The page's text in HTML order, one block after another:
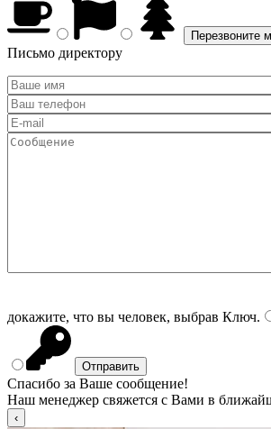
Письмо директору
докажите, что вы человек, выбрав Ключ.
Спасибо за Ваше сообщение!
Наш менеджер свяжется с Вами в